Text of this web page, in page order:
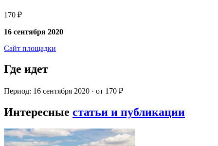
170 ₽
16 сентября 2020
Сайт площадки
Где идет
Период: 16 сентября 2020 · от 170 ₽
Интересные статьи и публикации